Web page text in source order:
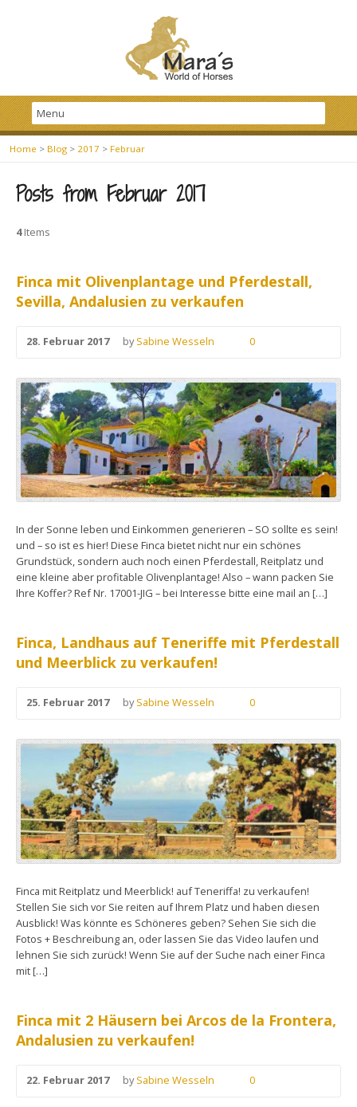
Home > Blog > 2017 > Februar
Posts from Februar 2017
4Items
Finca mit Olivenplantage und Pferdestall,
Sevilla, Andalusien zu verkaufen
28. Februar 2017 bySabine Wesseln 0
In der Sonne leben und Einkommen generieren – SO sollte es sein!
und – so ist es hier! Diese Finca bietet nicht nur ein schönes
Grundstück, sondern auch noch einen Pferdestall, Reitplatz und
eine kleine aber profitable Olivenplantage! Also – wann packen Sie
Ihre Koffer? Ref Nr. 17001-JIG – bei Interesse bitte eine mail an […]
Finca, Landhaus auf Teneriffe mit Pferdestall
und Meerblick zu verkaufen!
25. Februar 2017 bySabine Wesseln 0
Finca mit Reitplatz und Meerblick! auf Teneriffa! zu verkaufen!
Stellen Sie sich vor Sie reiten auf Ihrem Platz und haben diesen
Ausblick! Was könnte es Schöneres geben? Sehen Sie sich die
Fotos + Beschreibung an, oder lassen Sie das Video laufen und
lehnen Sie sich zurück! Wenn Sie auf der Suche nach einer Finca
mit […]
Finca mit 2 Häusern bei Arcos de la Frontera,
Andalusien zu verkaufen!
22. Februar 2017 bySabine Wesseln 0